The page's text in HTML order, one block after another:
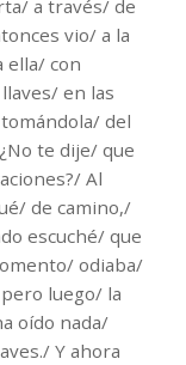
a través/ de
vio/ a la
ella/ con
en las
del
te dije/ que
Al
de camino,/
escuché/ que
odiaba/
luego/ la
oído nada/
Y ahora